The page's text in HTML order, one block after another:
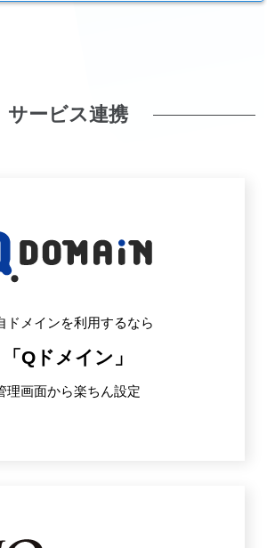
サービス連携
ドメインを利用するなら
「Qドメイン」
理画面から楽ちん設定